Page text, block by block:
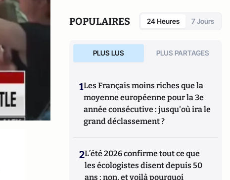
POPULAIRES 24 Heures 7 Jours
PLUS LUS PLUS PARTAGES
1Les Français moins riches que la
moyenne européenne pour la 3e
année consécutive : jusqu'où ira le
grand déclassement ?
2L’été 2026 confirme tout ce que
les écologistes disent depuis 50
ans : non, et voilà pourquoi